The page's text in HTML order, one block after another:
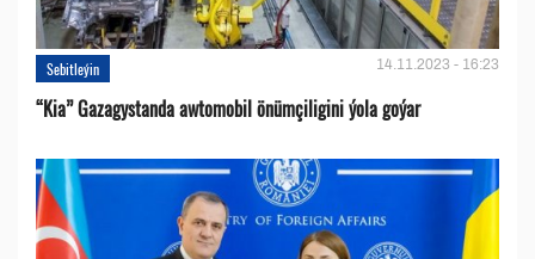
Sebitleýin 14.11.2023 - 16:23
“Kia” Gazagystanda awtomobil önümçiligini ýola goýar